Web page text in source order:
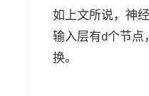
如上文所说，神
输入层有d个节点
换。